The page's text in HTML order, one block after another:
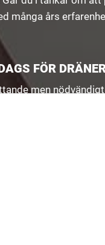
många års
FÖR
men